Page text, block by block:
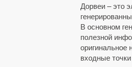
Дорвеи – это
В основном
полезной
оригинальное
входные